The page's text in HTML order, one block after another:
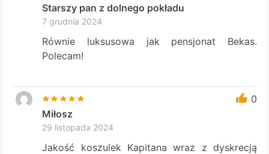
Starszy pan z dolnego pokładu
7 grudnia 2024
Równie luksusowa jak pensjonat Bekas.
Polecam!
0
Miłosz
29 listopada 2024
Jakość koszulek Kapitana wraz z dyskrecją